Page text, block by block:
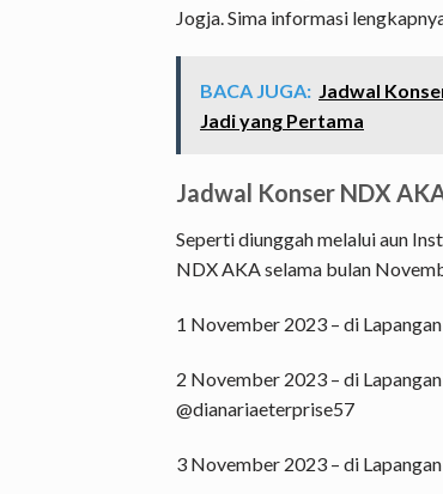
Jogja. Sima informasi
BACA JUGA: Jadwal
Jadi yang Pertama
Jadwal Konser NDX
Seperti diunggah melalui aun
NDX AKA selama bulan
1 November 2023 – di
2 November 2023 – di
@dianariaeterprise57
3 November 2023 – di